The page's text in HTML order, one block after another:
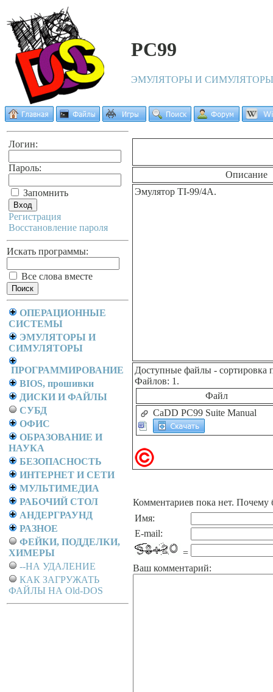
PC99
ЭМУЛЯТОРЫ И СИМУЛЯТОРЫ
Логин:
Пароль:
Запомнить
Регистрация
Восстановление пароля
Искать программы:
Все слова вместе
ОПЕРАЦИОННЫЕ
СИСТЕМЫ
ЭМУЛЯТОРЫ И
СИМУЛЯТОРЫ
ПРОГРАММИРОВАНИЕ
BIOS, прошивки
ДИСКИ И ФАЙЛЫ
СУБД
ОФИС
ОБРАЗОВАНИЕ И
НАУКА
БЕЗОПАСНОСТЬ
ИНТЕРНЕТ И СЕТИ
МУЛЬТИМЕДИА
РАБОЧИЙ СТОЛ
АНДЕРГРАУНД
РАЗНОЕ
ФЕЙКИ, ПОДДЕЛКИ,
ХИМЕРЫ
--НА УДАЛЕНИЕ
КАК ЗАГРУЖАТЬ
ФАЙЛЫ НА Old-DOS
Описание
Эмулятор TI-99/4A.
Доступные файлы - сортировка
Файлов: 1.
Файл
CaDD PC99 Suite Manual
Комментариев пока нет. Почему
Имя:
E-mail:
=
Ваш комментарий: